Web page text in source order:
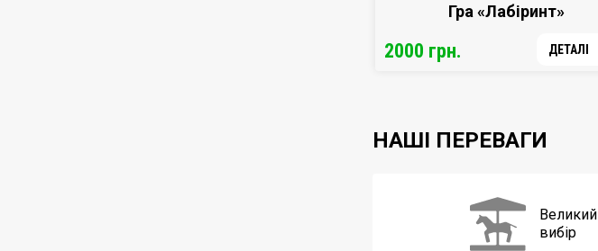
Гра «Лабіринт»
2000 грн. ДЕТАЛІ
НАШІ ПЕРЕВАГИ
Великий
вибір